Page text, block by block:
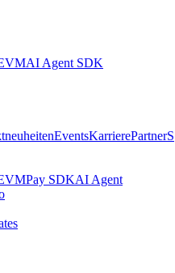
AI Agent SDK
EventsKarrierePartnerS
Pay SDKAI Agent